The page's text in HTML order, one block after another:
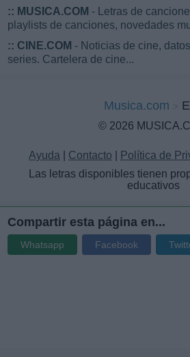
:: MUSICA.COM - Letras de
playlists de canciones, novedades
:: CINE.COM - Noticias de cine,
series. Cartelera de cine...
Musica.com
© 2026
Ayuda Contacto
Política de
Las letras disponibles tienen
educativos
Compartir esta página en...
Whatsapp Facebook